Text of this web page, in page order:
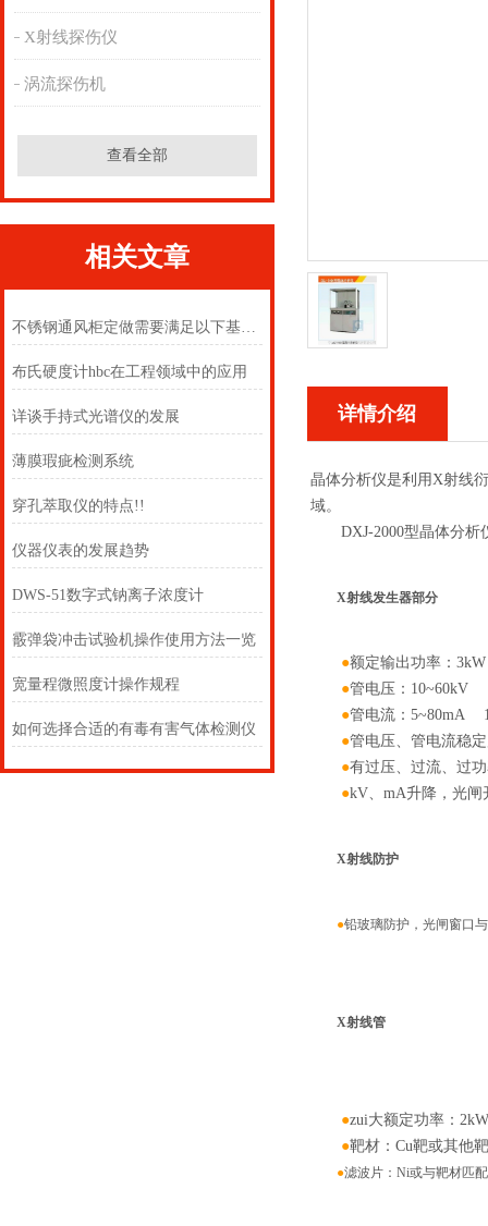
X射线探伤仪
涡流探伤机
查看全部
相关文章
不锈钢通风柜定做需要满足以下基本功能要求
布氏硬度计hbc在工程领域中的应用
详谈手持式光谱仪的发展
薄膜瑕疵检测系统
穿孔萃取仪的特点!!
仪器仪表的发展趋势
DWS-51数字式钠离子浓度计
霰弹袋冲击试验机操作使用方法一览
宽量程微照度计操作规程
如何选择合适的有毒有害气体检测仪
详情介绍
晶体分析仪是利用X射线
域。
DXJ-2000型晶体分析仪
X射线发生器部分
●额定输出功率：
●管电压：10~60kV
●管电流：5~80mA
●管电压、管电流稳
●有过压、过流、过
●kV、mA升降，光闸
X射线防护
●铅玻璃防护，光闸窗口
X射线管
●zui大额定功率：
●靶材：Cu靶或其他
●滤波片：Ni或与靶材匹